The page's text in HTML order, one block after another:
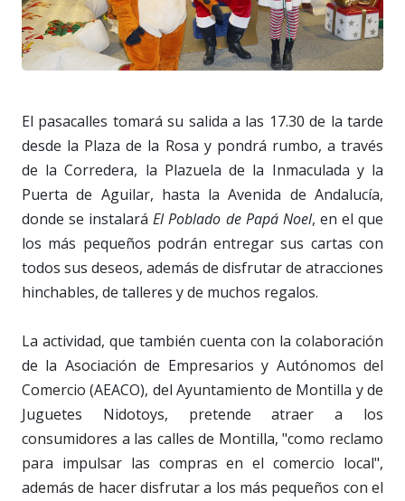
El pasacalles tomará su salida a las 17.30 de la tarde
desde la Plaza de la Rosa y pondrá rumbo, a través
de la Corredera, la Plazuela de la Inmaculada y la
Puerta de Aguilar, hasta la Avenida de Andalucía,
donde se instalaráEl Poblado de Papá Noel, en el que
los más pequeños podrán entregar sus cartas con
todos sus deseos, además de disfrutar de atracciones
hinchables, de talleres y de muchos regalos.
La actividad, que también cuenta con la colaboración
de la Asociación de Empresarios y Autónomos del
Comercio (AEACO), del Ayuntamiento de Montilla y de
Juguetes Nidotoys, pretende atraer a los
consumidores a las calles de Montilla, "como reclamo
para impulsar las compras en el comercio local",
además de hacer disfrutar a los más pequeños con el